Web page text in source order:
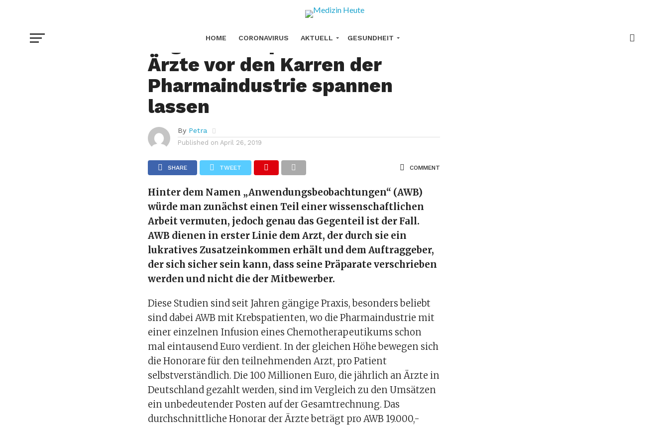
HOME CORONAVIRUS AKTUELL GESUNDHEIT
NATURHEILMITTEL KREBS FORSCHUNG
Legale Korruption: Wie sich
Ärzte vor den Karren der
Pharmaindustrie spannen
lassen
By Petra
Published on April 26, 2019
SHARE TWEET COMMENT
Hinter dem Namen „Anwendungsbeobachtungen“ (AWB)
würde man zunächst einen Teil einer wissenschaftlichen
Arbeit vermuten, jedoch genau das Gegenteil ist der Fall.
AWB dienen in erster Linie dem Arzt, der durch sie ein
lukratives Zusatzeinkommen erhält und dem Auftraggeber,
der sich sicher sein kann, dass seine Präparate verschrieben
werden und nicht die der Mitbewerber.
Diese Studien sind seit Jahren gängige Praxis, besonders beliebt
sind dabei AWB mit Krebspatienten, wo die Pharmaindustrie mit
einer einzelnen Infusion eines Chemotherapeutikums schon
mal eintausend Euro verdient. In der gleichen Höhe bewegen sich
die Honorare für den teilnehmenden Arzt, pro Patient
selbstverständlich. Die 100 Millionen Euro, die jährlich an Ärzte in
Deutschland gezahlt werden, sind im Vergleich zu den Umsätzen
ein unbedeutender Posten auf der Gesamtrechnung. Das
durchschnittliche Honorar der Ärzte beträgt pro AWB 19.000,-